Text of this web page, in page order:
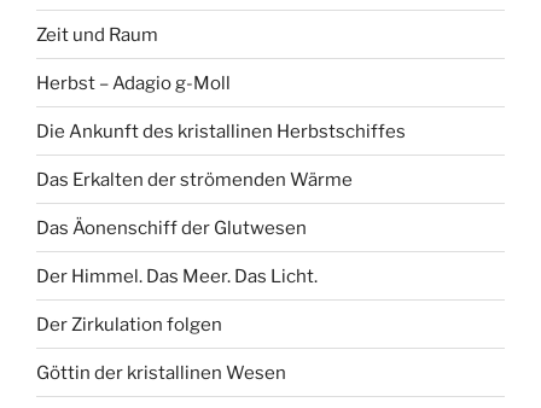
Zeit und Raum
Herbst – Adagio g-Moll
Die Ankunft des kristallinen Herbstschiffes
Das Erkalten der strömenden Wärme
Das Äonenschiff der Glutwesen
Der Himmel. Das Meer. Das Licht.
Der Zirkulation folgen
Göttin der kristallinen Wesen